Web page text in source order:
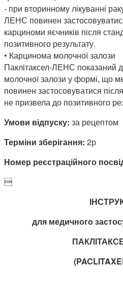
- при вторинному лікуванні
ЛЕНС повинен
карциноми яєчників після
позитивного результату.
• Карцинома молочної залози
Паклітаксел-ЛЕНС показаний
молочної залози у формі, що
повинен застосовуватися
не призвела до позитивного
Умови відпуску: за рецептом
Терміни зберігання: 2р
Номер реєстраційного

для медичного
(